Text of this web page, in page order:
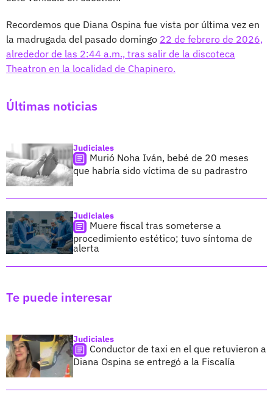
Recordemos que Diana Ospina fue vista por última vez en
la madrugada del pasado domingo 22 de febrero de 2026,
alrededor de las 2:44 a.m., tras salir de la discoteca
Theatron en la localidad de Chapinero.
Últimas noticias
Judiciales
Murió Noha Iván, bebé de 20 meses
que habría sido víctima de su padrastro
Judiciales
Muere fiscal tras someterse a
procedimiento estético; tuvo síntoma de
alerta
Te puede interesar
Judiciales
Conductor de taxi en el que retuvieron a
Diana Ospina se entregó a la Fiscalía